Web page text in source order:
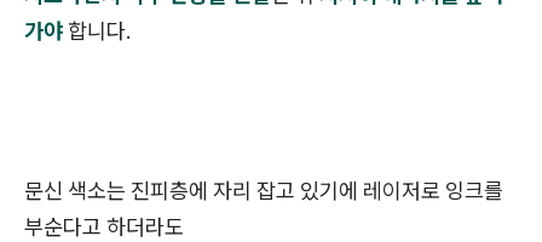
가야 합니다.
문신 색소는 진피층에 자리 잡고 있기에 레이저로 잉크를
부순다고 하더라도